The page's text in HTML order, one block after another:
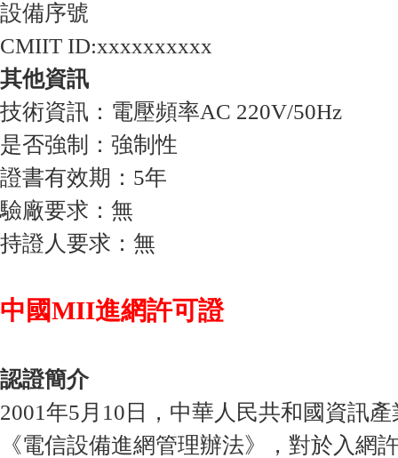
設備序號
CMIIT ID:xxxxxxxxxx
其他資訊
技術資訊：電壓頻率AC 220V/50Hz
是否強制：強制性
證書有效期：5年
驗廠要求：無
持證人要求：無
中國MII進網許可證
認證簡介
2001年5月10日，中華人民共和國資訊
《電信設備進網管理辦法》，對於入網